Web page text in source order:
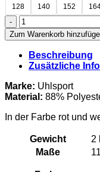
128 140 152
1.
FC
Obotrit
Bargeshagen
–
Langarm
Funktionsshirt
Menge
Zum Warenkorb
Beschreibung
Zusätzliche
Marke: Uhlsport
Material: 88%
In der Farbe rot und
Gewicht
2
Maße